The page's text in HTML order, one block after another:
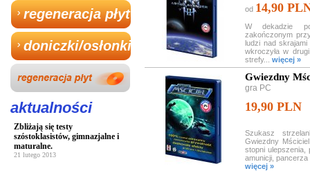
regeneracja płyt
doniczki/osłonki
aktualności
Zbliżają się testy
szóstoklasistów, gimnazjalne i
maturalne.
21 lutego 2013
od 14,90
W dekadzie
zakończonym
ludzi nad
wkroczyła w
strefy... więcej »
Gwiezdny
gra PC
19,90 PLN
Szukasz
Gwiezdny
stopni ulepszenia,
amunicji,
więcej »